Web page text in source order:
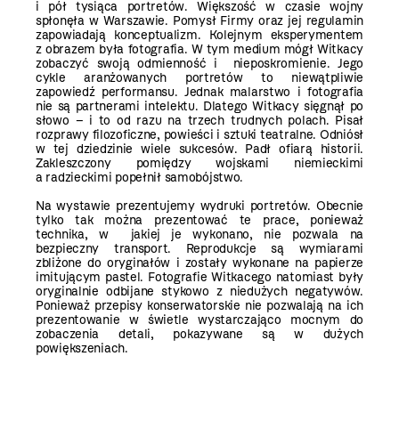
i pół tysiąca portretów. Większość w czasie wojny
spłonęła w Warszawie. Pomysł Firmy oraz jej regulamin
zapowiadają konceptualizm. Kolejnym eksperymentem
z obrazem była fotografia. W tym medium mógł Witkacy
zobaczyć swoją odmienność i nieposkromienie. Jego
cykle aranżowanych portretów to niewątpliwie
zapowiedź performansu. Jednak malarstwo i fotografia
nie są partnerami intelektu. Dlatego Witkacy sięgnął po
słowo – i to od razu na trzech trudnych polach. Pisał
rozprawy filozoficzne, powieści i sztuki teatralne. Odniósł
w tej dziedzinie wiele sukcesów. Padł ofiarą historii.
Zakleszczony pomiędzy wojskami niemieckimi
a radzieckimi popełnił samobójstwo.
Na wystawie prezentujemy wydruki portretów. Obecnie
tylko tak można prezentować te prace, ponieważ
technika, w jakiej je wykonano, nie pozwala na
bezpieczny transport. Reprodukcje są wymiarami
zbliżone do oryginałów i zostały wykonane na papierze
imitującym pastel. Fotografie Witkacego natomiast były
oryginalnie odbijane stykowo z niedużych negatywów.
Ponieważ przepisy konserwatorskie nie pozwalają na ich
prezentowanie w świetle wystarczająco mocnym do
zobaczenia detali, pokazywane są w dużych
powiększeniach.